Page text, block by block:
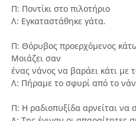
Π: Ποντίκι στο πιλοτήριο
Λ: Εγκαταστάθηκε γάτα.
Π: Θόρυβος προερχόμενος
Μοιάζει σαν
ένας νάνος να βαράει κάτι με
Λ: Πήραμε το σφυρί από το
Π: Η ραδιοπυξίδα αρνείται να